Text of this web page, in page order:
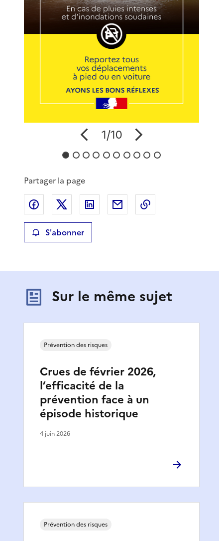
1/10
Partager la page
Partager sur Facebook
Partager sur XPartager sur LinkedIn
Partager par email
S'abonner
Sur le même sujet
Crues de février 2026,
l’efficacité de la
prévention face à un
épisode historique
Prévention des risques
4 juin 2026
Prévention des risques